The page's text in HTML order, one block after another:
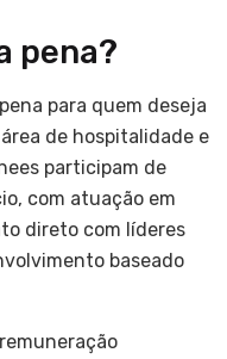
pena?
para quem deseja
de hospitalidade e
participam de
com atuação em
direto com líderes
baseado